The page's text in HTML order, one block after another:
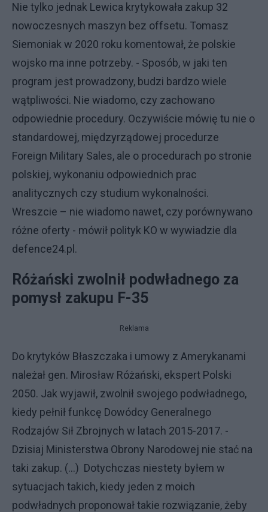
Nie tylko jednak Lewica krytykowała zakup 32
nowoczesnych maszyn bez offsetu. Tomasz
Siemoniak w 2020 roku komentował, że polskie
wojsko ma inne potrzeby. - Sposób, w jaki ten
program jest prowadzony, budzi bardzo wiele
wątpliwości. Nie wiadomo, czy zachowano
odpowiednie procedury. Oczywiście mówię tu nie o
standardowej, międzyrządowej procedurze
Foreign Military Sales, ale o procedurach po stronie
polskiej, wykonaniu odpowiednich prac
analitycznych czy studium wykonalności.
Wreszcie – nie wiadomo nawet, czy porównywano
różne oferty - mówił polityk KO w wywiadzie dla
defence24.pl.
Różański zwolnił podwładnego za
pomysł zakupu F-35
Reklama
Do krytyków Błaszczaka i umowy z Amerykanami
należał gen. Mirosław Różański, ekspert Polski
2050. Jak wyjawił, zwolnił swojego podwładnego,
kiedy pełnił funkcę Dowódcy Generalnego
Rodzajów Sił Zbrojnych w latach 2015-2017. -
Dzisiaj Ministerstwa Obrony Narodowej nie stać na
taki zakup. (...) Dotychczas niestety byłem w
sytuacjach takich, kiedy jeden z moich
podwładnych proponował takie rozwiązanie, żeby